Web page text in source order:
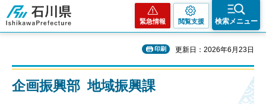
石川県
緊急情報 閲覧支援 検索メニュー
印刷 更新日：2026年6月23日
企画振興部 地域振興課